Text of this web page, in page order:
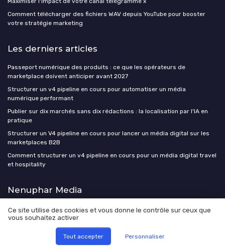
Comment télécharger des fichiers WAV depuis YouTube pour booster
votre stratégie marketing
Les derniers articles
Passeport numérique des produits : ce que les opérateurs de
marketplace doivent anticiper avant 2027
Structurer un v4 pipeline en cours pour automatiser un média
numérique performant
Publier sur dix marchés sans dix rédactions : la localisation par l'IA en
pratique
Structurer un V4 pipeline en cours pour lancer un média digital sur les
marketplaces B2B
Comment structurer un v4 pipeline en cours pour un média digital travel
et hospitality
Nenuphar Media
Manifesto
Contact et Partenariats
Ce site utilise des cookies et vous donne le contrôle sur ceux que
vous souhaitez activer
Tout accepter Personnaliser